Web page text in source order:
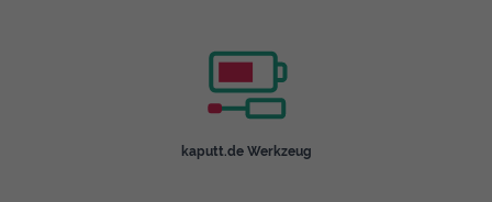
kaputt.de Werkzeug